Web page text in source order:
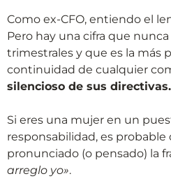
Como ex-CFO, entiendo el
Pero hay una cifra que
trimestrales y que es la más
continuidad de cualquier
silencioso de sus directivas.
Si eres una mujer en un
responsabilidad, es probable
pronunciado (o pensado) la
arreglo yo».